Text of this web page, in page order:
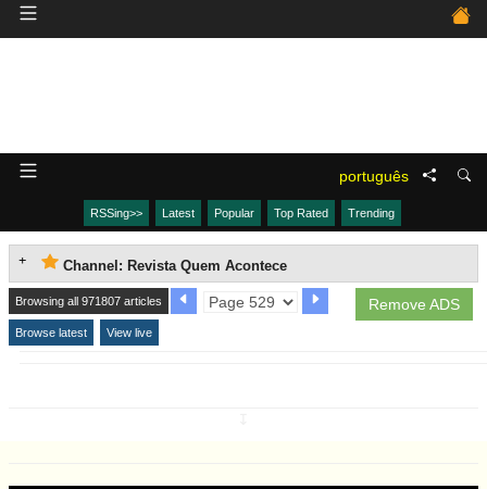
português
RSSing>> Latest Popular Top Rated Trending
Channel: Revista Quem Acontece
Remove ADS
Browsing all 971807 articles
Browse latest View live